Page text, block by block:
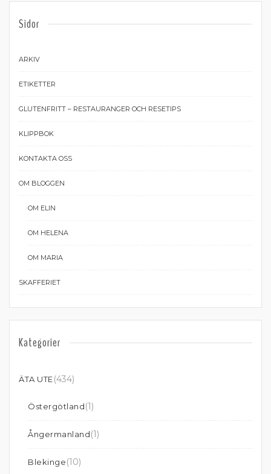
Sidor
ARKIV
ETIKETTER
GLUTENFRITT – RESTAURANGER OCH RESETIPS
KLIPPBOK
KONTAKTA OSS
OM BLOGGEN
OM ELIN
OM HELENA
OM MARIA
SKAFFERIET
Kategorier
ÄTA UTE(434)
Östergötland(1)
Ångermanland(1)
Blekinge(10)